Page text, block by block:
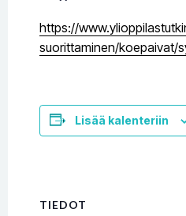
https://
suorittaminen/koepaivat/
Lisää kalenteriin
TIEDOT